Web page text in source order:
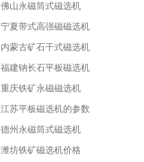
佛山永磁筒式磁选机
宁夏带式高强磁磁选机
内蒙古矿石干式磁选机
福建钠长石平板磁选机
重庆铁矿永磁磁选机
江苏平板磁选机的参数
德州永磁筒式磁选机
潍坊铁矿磁选机价格